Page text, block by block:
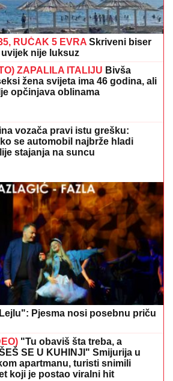
RUČAK 5 EVRA Skriveni biser
nije luksuz
ZAPALILA ITALIJU Bivša
žena svijeta ima 46 godina, ali
opčinjava oblinama
vozača pravi istu grešku:
se automobil najbrže hladi
stajanja na suncu
Pjesma nosi posebnu priču
"Tu obaviš šta treba, a
SE U KUHINJI" Smijurija u
apartmanu, turisti snimili
koji je postao viralni hit